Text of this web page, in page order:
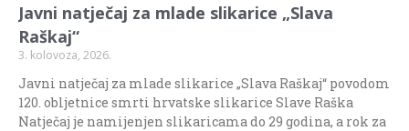
Javni natječaj za mlade slikarice „Slava
Raškaj“
3. kolovoza, 2026.
Javni natječaj za mlade slikarice „Slava Raškaj“ povodom
120. obljetnice smrti hrvatske slikarice Slave Raška
Natječaj je namijenjen slikaricama do 29 godina, a rok za